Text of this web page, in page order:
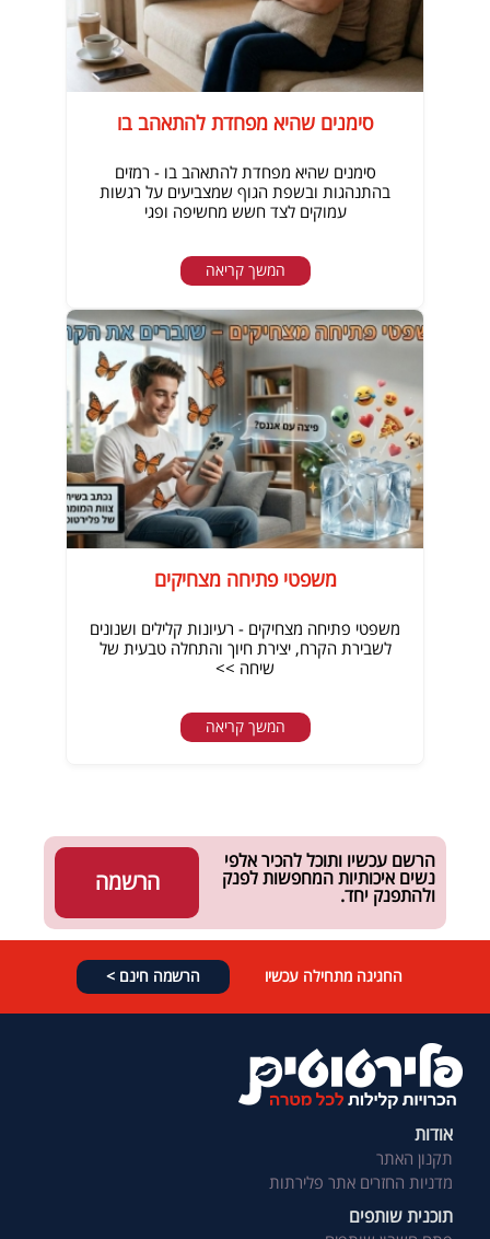
סימנים שהיא מפחדת להתאהב בו
סימנים שהיא מפחדת להתאהב בו - רמזים
בהתנהגות ובשפת הגוף שמצביעים על רגשות
עמוקים לצד חשש מחשיפה ופגי
המשך קריאה
משפטי פתיחה מצחיקים
משפטי פתיחה מצחיקים - רעיונות קלילים ושנונים
לשבירת הקרח, יצירת חיוך והתחלה טבעית של
שיחה >>
המשך קריאה
הרשמה
הרשם עכשיו ותוכל להכיר אלפי
נשים איכותיות המחפשות לפנק
ולהתפנק יחד.
החגיגה מתחילה עכשיו הרשמה חינם >
אודות
תקנון האתר
מדניות החזרים אתר פלירתות
תוכנית שותפים